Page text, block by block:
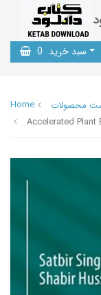
سبد خرید 0
Home
محصولات
Accelerated Plant